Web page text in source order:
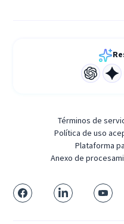
Términos de
Política de uso
Plataforma
Anexo de